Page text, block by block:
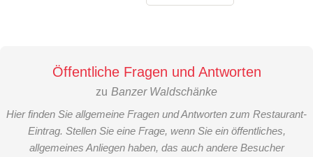
Öffentliche Fragen und Antworten
zu Banzer Waldschänke
Hier finden Sie allgemeine Fragen und Antworten zum Restaurant-
Eintrag. Stellen Sie eine Frage, wenn Sie ein öffentliches,
allgemeines Anliegen haben, das auch andere Besucher